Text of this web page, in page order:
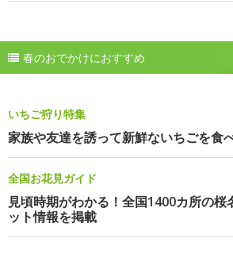
春のおでかけにおすすめ
いちご狩り特集
家族や友達を誘って新鮮ないちごを食
全国お花見ガイド
見頃時期がわかる！全国1400カ所の桜
ット情報を掲載